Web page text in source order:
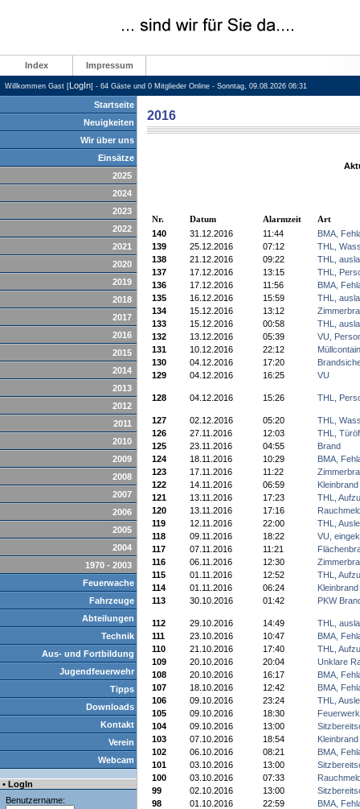
Index Impressum
Willkommen Gast [LogIn] - 64 Gäste und 0 Mitglieder Online - Sonntag, 09.08.2026 06:31
Startseite
Neuigkeiten
Wir über uns
Einsätze
2025
2024
2023
2022
2021
2020
2019
2018
2017
2016
2015
2014
2013
2012
2011
2010
2009
2008
2007
2006
2005
2004
1970 - 2003
Feuerwache
Fahrzeuge
Abteilungen
Technik
Aus- und Fortbildung
Jugendfeuerwehr
Tipps
Downloads
Kontakt
Verein
Webcam
• LogIn
Benutzername:
2016
Nr. Datum Alarmzeit
Art
140
31.12.2016 11:44
BMA,
139
25.12.2016 07:12
THL,
138
21.12.2016 09:22
THL,
137
17.12.2016 13:15
THL,
136
17.12.2016 11:56
BMA,
135
16.12.2016 15:59
THL,
134
15.12.2016 13:12
133
15.12.2016 00:58
THL,
132
13.12.2016 05:39
VU,
131
10.12.2016 22:12
130
04.12.2016 17:20
129
04.12.2016 16:25 VU
128 04.12.2016 15:26 THL,
127 02.12.2016 05:20
THL,
126
27.11.2016 12:03
THL,
125
23.11.2016 04:55
Brand
124
18.11.2016 10:29
BMA,
123
17.11.2016 11:22
122
14.11.2016 06:59
Kleinbrand
121
13.11.2016 17:23
THL,
120
13.11.2016 17:16
119
12.11.2016 22:00
THL,
118
09.11.2016 18:22
VU,
117
07.11.2016 11:21
116
06.11.2016 12:30
115
01.11.2016 12:52
THL,
114
01.11.2016 06:24
Kleinbrand
113
30.10.2016 01:42 PKW
112 29.10.2016 14:49
THL,
111
23.10.2016 10:47
BMA,
110
21.10.2016 17:40
THL,
109
20.10.2016 20:04
Unklare
108
20.10.2016 16:17
BMA,
107
18.10.2016 12:42
BMA,
106
09.10.2016 23:24
THL,
105
09.10.2016 18:30
Feuerwerk
104
09.10.2016 13:00
103
07.10.2016 18:54
Kleinbrand
102
06.10.2016 08:21
BMA,
101
03.10.2016 13:00
100
03.10.2016 07:33
99
02.10.2016 13:00
98
01.10.2016 22:59
BMA,